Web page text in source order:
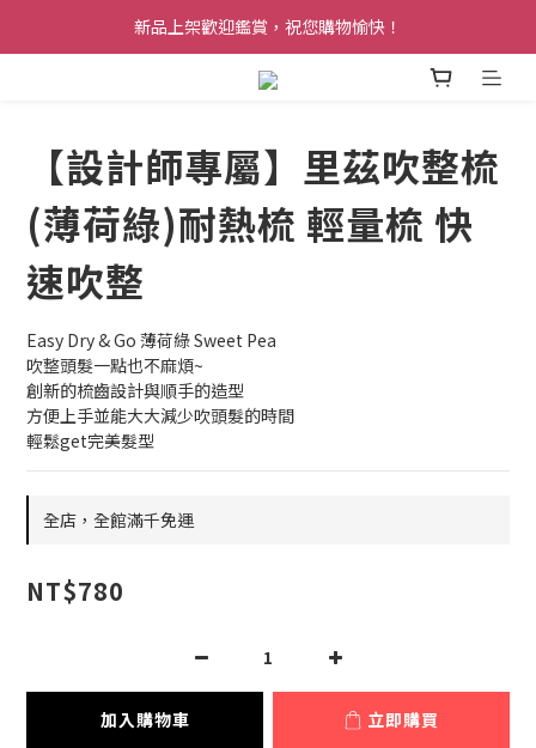
新品上架歡迎鑑賞，祝您購物愉快！
【設計師專屬】里茲吹整梳
(薄荷綠)耐熱梳 輕量梳 快
速吹整
Easy Dry & Go 薄荷綠 Sweet Pea
吹整頭髮一點也不麻煩~
創新的梳齒設計與順手的造型
方便上手並能大大減少吹頭髮的時間
輕鬆get完美髮型
全店，全館滿千免運
NT$780
加入購物車 立即購買